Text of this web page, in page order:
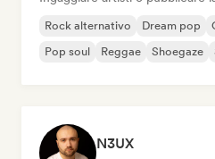
Rock alternativo Dream pop
Pop soul
Reggae Shoegaze
N3UX